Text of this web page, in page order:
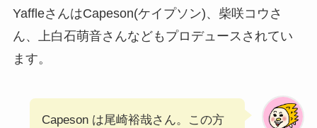
YaffleさんはCapeson(ケイプソン)、柴咲コウさ
ん、上白石萌音さんなどもプロデュースされてい
ます。
Capeson は尾崎裕哉さん。この方